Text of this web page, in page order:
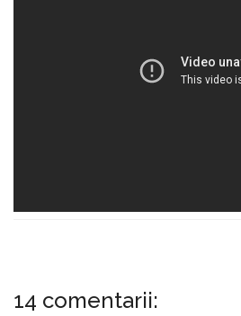
14 comentarii: